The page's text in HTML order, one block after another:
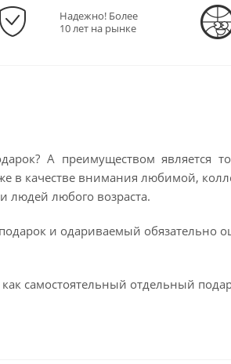
Надежно! Более
10 лет на рынке
А преимуществом является
в качестве внимания любимой,
людей любого возраста.
и одариваемый обязательно
самостоятельный отдельный